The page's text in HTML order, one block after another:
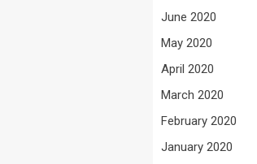
June 2020
May 2020
April 2020
March 2020
February 2020
January 2020